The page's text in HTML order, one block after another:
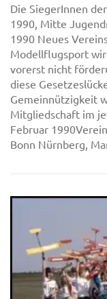
Die SiegerInnen
1990, Mitte
1990 Neues
Modellflugsport
vorerst nicht
diese
Gemeinnützigkeit
Mitgliedschaft im
Februar
Bonn Nürnberg,